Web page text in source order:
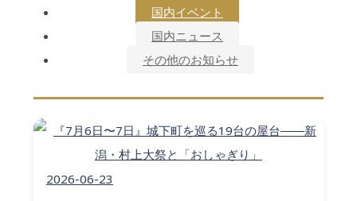
国内イベント
国内ニュース
その他のお知らせ
2026-06-23